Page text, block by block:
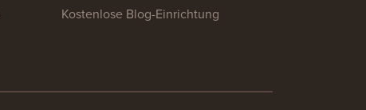
Kostenlose Blog-Einrichtung